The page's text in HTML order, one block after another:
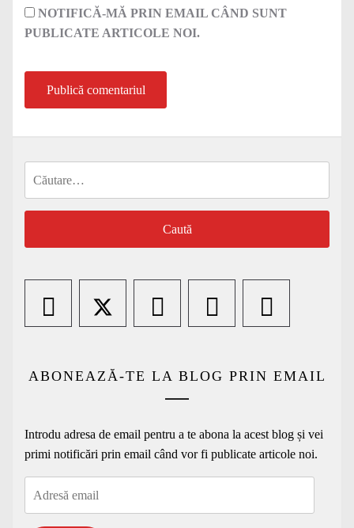
NOTIFICĂ-MĂ PRIN EMAIL CÂND SUNT
PUBLICATE ARTICOLE NOI.
ABONEAZĂ-TE LA BLOG PRIN EMAIL
Introdu adresa de email pentru a te abona la acest blog și vei
primi notificări prin email când vor fi publicate articole noi.